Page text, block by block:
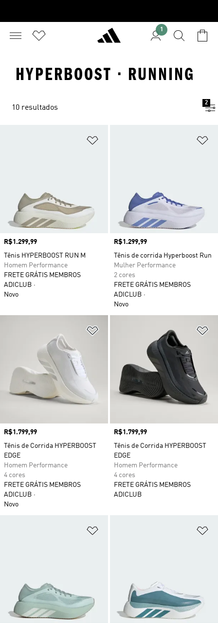
1
HYPERBOOST · RUNNING
10 resultados
2
Preço
R$1.299,99
Tênis HYPERBOOST RUN M
Homem Performance
FRETE GRÁTIS MEMBROS
ADICLUB
Novo
Preço
R$1.299,99
Tênis de corrida Hyperboost Run
Mulher Performance
2 cores
FRETE GRÁTIS MEMBROS
ADICLUB
Novo
Adicionar à Lista de Desejos
Preço
R$1.799,99
Tênis de Corrida HYPERBOOST
EDGE
Homem Performance
4 cores
FRETE GRÁTIS MEMBROS
ADICLUB
Novo
Preço
R$1.799,99
Tênis de Corrida HYPERBOOST
EDGE
Homem Performance
4 cores
FRETE GRÁTIS MEMBROS
ADICLUB